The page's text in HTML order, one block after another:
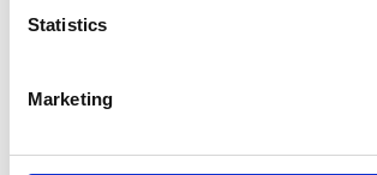
Statistics
Marketing
prossimo con il solito